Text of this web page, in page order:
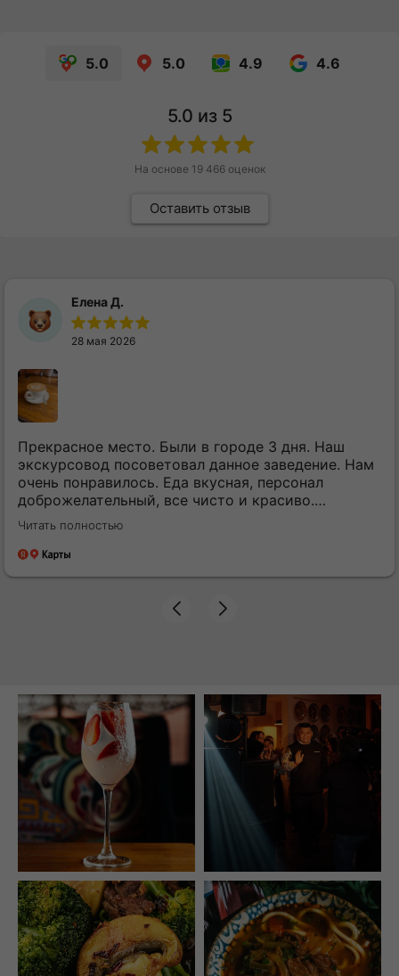
5.0 5.0 4.9 4.6
5.0 из 5
На основе 19 466оценок
Оставить отзыв
Елена Д.
28 мая 2026
Прекрасное место. Были в городе 3 дня. Наш
экскурсовод посоветовал данное заведение. Нам
очень понравилось. Еда вкусная, персонал
доброжелательный, все чисто и красиво.
Остались очень довольны!
Читать полностью